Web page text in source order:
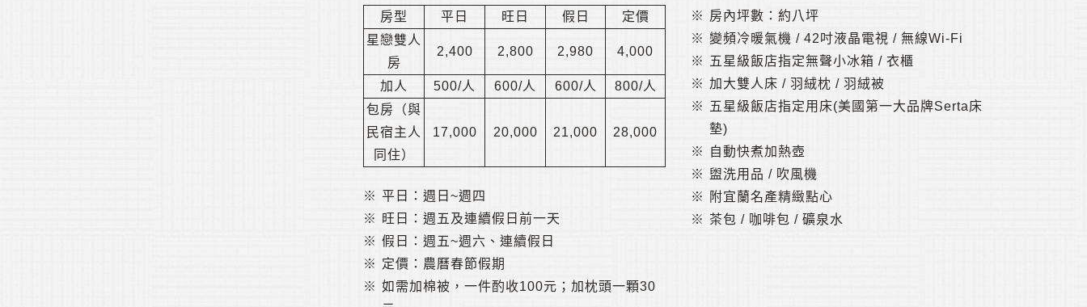
房型 平日 旺日 假日
定價
星戀雙人
房
2,400 2,800 2,980 4,000
加人 500/人 600/人 600/人
800/人
包房（與
民宿主人
同住）
17,000 20,000 21,000 28,000
※ 平日：週日~週四
※
旺日：週五及連續假日前一天
※ 假日：週五~週六、連續假日
※ 定價：農曆春節假期
※ 如需加棉被，一件酌收100元；加枕頭一顆30
※ 房內坪數：約八坪
※ 變頻冷暖氣機 / 42吋液晶電視 / 無線Wi-Fi
※
五星級飯店指定無聲小冰箱 / 衣櫃
※ 加大雙人床 / 羽絨枕 / 羽絨被
※
五星級飯店指定用床(美國第一大品牌Serta床
墊)
※
自動快煮加熱壺
※ 盥洗用品 / 吹風機
※
附宜蘭名產精緻點心
※ 茶包 / 咖啡包 / 礦泉水